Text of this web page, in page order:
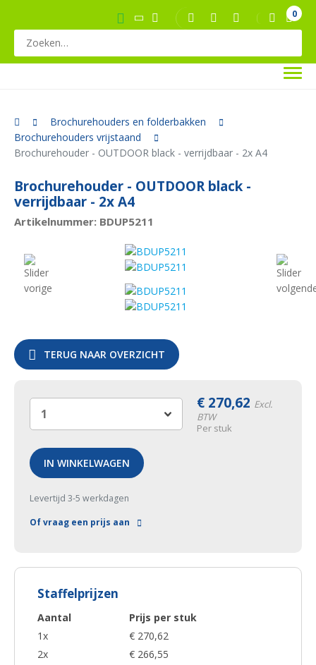
0
Brochurehouders en folderbakken
Brochurehouders vrijstaand
Brochurehouder - OUTDOOR black - verrijdbaar - 2x A4
Brochurehouder - OUTDOOR black -
verrijdbaar - 2x A4
Artikelnummer: BDUP5211
TERUG NAAR OVERZICHT
€ 270,62 Excl.
BTW
Per stuk
IN WINKELWAGEN
Levertijd 3-5 werkdagen
Of vraag een prijs aan
Staffelprijzen
Aantal
Prijs per stuk
1x
€ 270,62
2x
€ 266,55